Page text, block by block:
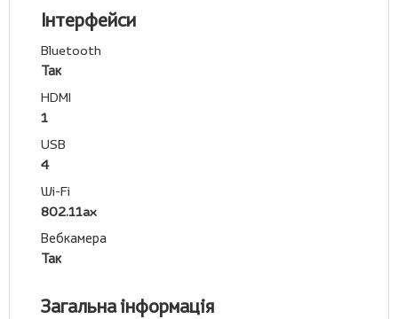
Інтерфейси
Bluetooth
Так
HDMI
1
USB
4
Wi-Fi
802.11ax
Вебкамера
Так
Загальна інформація